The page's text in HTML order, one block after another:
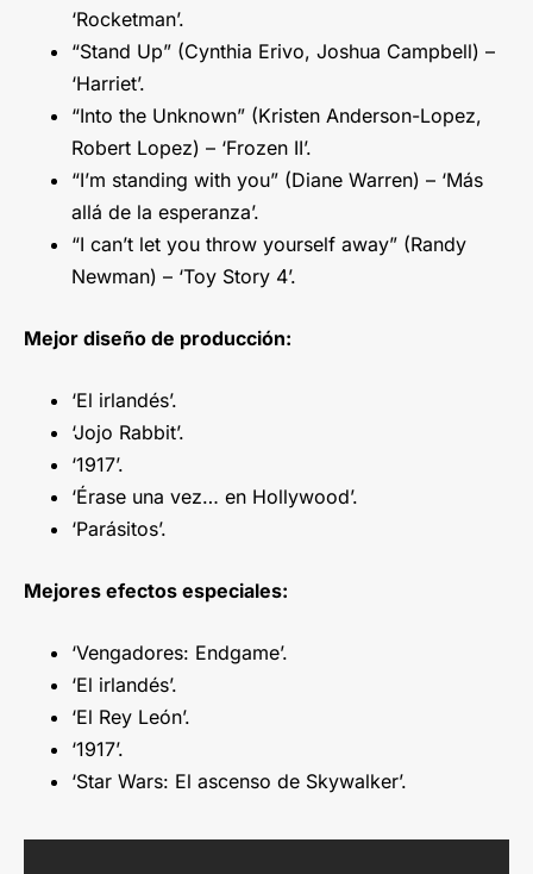
‘Rocketman’.
“Stand Up” (Cynthia Erivo, Joshua Campbell) –
‘Harriet’.
“Into the Unknown” (Kristen Anderson-Lopez,
Robert Lopez) – ‘Frozen II’.
“I’m standing with you” (Diane Warren) – ‘Más
allá de la esperanza’.
“I can’t let you throw yourself away” (Randy
Newman) – ‘Toy Story 4’.
Mejor diseño de producción:
‘El irlandés’.
‘Jojo Rabbit’.
‘1917’.
‘Érase una vez… en Hollywood’.
‘Parásitos’.
Mejores efectos especiales:
‘Vengadores: Endgame’.
‘El irlandés’.
‘El Rey León’.
‘1917’.
‘Star Wars: El ascenso de Skywalker’.